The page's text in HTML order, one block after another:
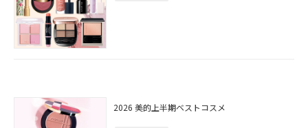
2026 美的上半期ベストコスメ